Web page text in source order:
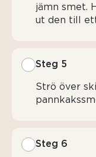
jämn smet.
ut den till
Steg 5
Strö över
Steg 6